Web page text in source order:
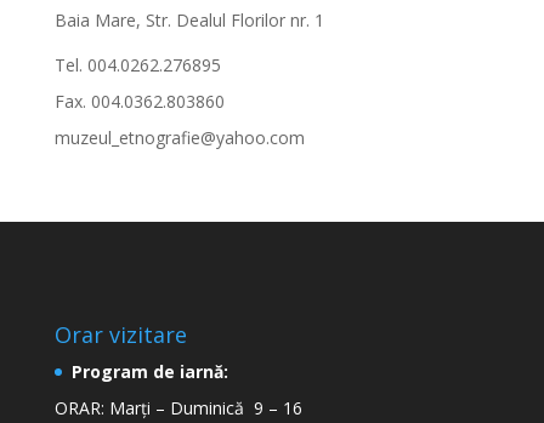
Baia Mare, Str. Dealul Florilor nr. 1
Tel. 004.0262.276895
Fax. 004.0362.803860
muzeul_etnografie@yahoo.com
Orar vizitare
Program de iarnă:
ORAR: Marți – Duminică 9 – 16